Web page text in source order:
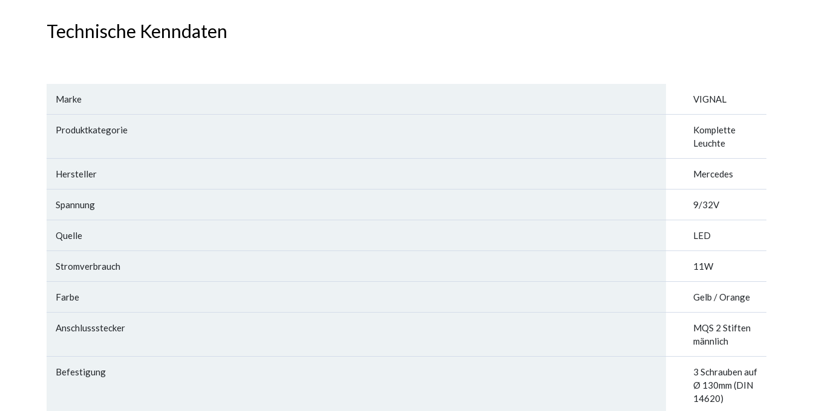
Technische Kenndaten
Marke VIGNAL
Produktkategorie
Komplette
Leuchte
Hersteller Mercedes
Spannung 9/32V
Quelle LED
Stromverbrauch 11W
Farbe Gelb / Orange
Anschlussstecker
MQS 2 Stiften
männlich
Befestigung
3 Schrauben auf
Ø 130mm (DIN
14620)